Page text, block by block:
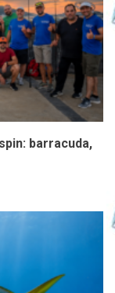
barracuda,